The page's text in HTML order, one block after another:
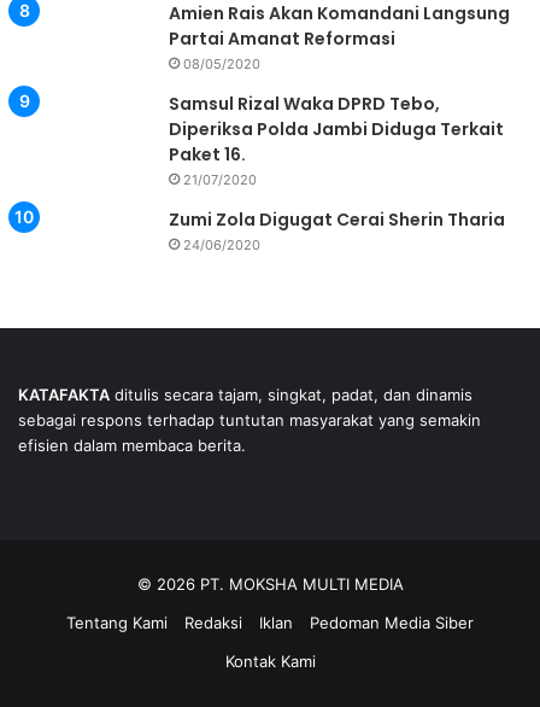
Amien Rais Akan Komandani Langsung
Partai Amanat Reformasi
08/05/2020
Samsul Rizal Waka DPRD Tebo,
Diperiksa Polda Jambi Diduga Terkait
Paket 16.
21/07/2020
Zumi Zola Digugat Cerai Sherin Tharia
24/06/2020
KATAFAKTA ditulis secara tajam, singkat, padat, dan dinamis
sebagai respons terhadap tuntutan masyarakat yang semakin
efisien dalam membaca berita.
© 2026 PT. MOKSHA MULTI MEDIA
Tentang Kami
Redaksi Iklan
Pedoman Media Siber
Kontak Kami